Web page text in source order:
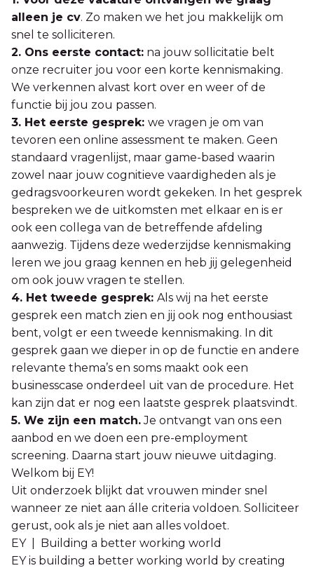
alleen je cv. Zo maken we het jou makkelijk om
snel te solliciteren.
2. Ons eerste contact: na jouw sollicitatie belt
onze recruiter jou voor een korte kennismaking.
We verkennen alvast kort over en weer of de
functie bij jou zou passen.
3. Het eerste gesprek: we vragen je om van
tevoren een online assessment te maken. Geen
standaard vragenlijst, maar game-based waarin
zowel naar jouw cognitieve vaardigheden als je
gedragsvoorkeuren wordt gekeken. In het gesprek
bespreken we de uitkomsten met elkaar en is er
ook een collega van de betreffende afdeling
aanwezig. Tijdens deze wederzijdse kennismaking
leren we jou graag kennen en heb jij gelegenheid
om ook jouw vragen te stellen.
4. Het tweede gesprek: Als wij na het eerste
gesprek een match zien en jij ook nog enthousiast
bent, volgt er een tweede kennismaking. In dit
gesprek gaan we dieper in op de functie en andere
relevante thema’s en soms maakt ook een
businesscase onderdeel uit van de procedure. Het
kan zijn dat er nog een laatste gesprek plaatsvindt.
5. We zijn een match.Je ontvangt van ons een
aanbod en we doen een pre-employment
screening. Daarna start jouw nieuwe uitdaging.
Welkom bij EY!
Uit onderzoek blijkt dat vrouwen minder snel
wanneer ze niet aan álle criteria voldoen. Solliciteer
gerust, ook als je niet aan alles voldoet.
EY | Building a better working world
EY is building a better working world by creating